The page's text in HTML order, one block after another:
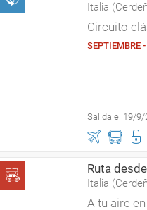
Italia
Circuito
SEPTIEMBRE
Salida el 19/9/
Ruta
Italia
A tu aire